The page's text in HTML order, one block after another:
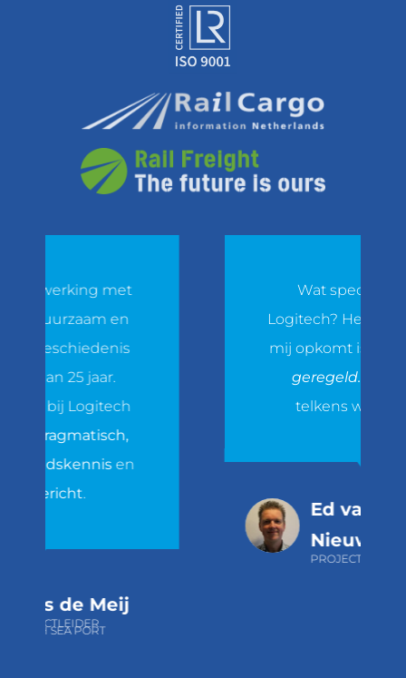
met
en
25 jaar.
Logitech
en
de Meij
PORT
Wat speciaal is aan
Logitech? Het eerste dat
mij opkomt issnel en
geregeld.Je ziet het
telkens weer terug.
Ed van
PROJECTMANAGER